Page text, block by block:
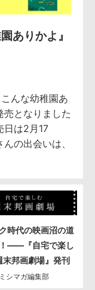
ありかよ』
んな幼稚園あ
売となりました
日は2月17
の出会いは、
時代の映画沼の道
――『自宅で楽し
邦画劇場』発刊
ミシマガ編集部